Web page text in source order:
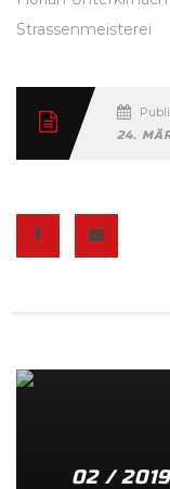
Strassenmeisterei
24.
02 /